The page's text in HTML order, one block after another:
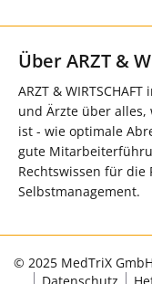
Über ARZT &
ARZT &
und Ärzte über
ist - wie optimale
gute
Rechtswissen für die
Selbstmanagement.
© 2025 MedTriX GmbH
Datenschutz